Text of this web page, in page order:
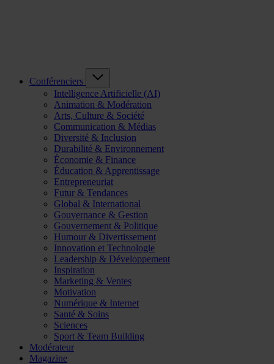
Conférenciers
Intelligence Artificielle (AI)
Animation & Modération
Arts, Culture & Société
Communication & Médias
Diversité & Inclusion
Durabilité & Environnement
Économie & Finance
Éducation & Apprentissage
Entrepreneuriat
Futur & Tendances
Global & International
Gouvernance & Gestion
Gouvernement & Politique
Humour & Divertissement
Innovation et Technologie
Leadership & Développement
Inspiration
Marketing & Ventes
Motivation
Numérique & Internet
Santé & Soins
Sciences
Sport & Team Building
Modérateur
Magazine